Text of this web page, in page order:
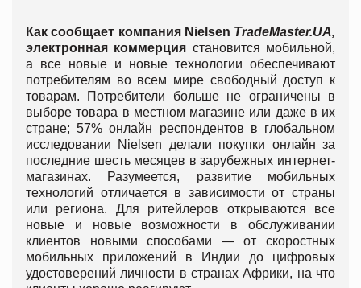
Как сообщает компания Nielsen TradeMaster.UA,
электронная коммерция становится мобильной,
а все новые и новые технологии обеспечивают
потребителям во всем мире свободный доступ к
товарам. Потребители больше не ограничены в
выборе товара в местном магазине или даже в их
стране; 57% онлайн респондентов в глобальном
исследовании Nielsen делали покупки онлайн за
последние шесть месяцев в зарубежных интернет-
магазинах. Разумеется, развитие мобильных
технологий отличается в зависимости от страны
или региона. Для ритейлеров открываются все
новые и новые возможности в обслуживании
клиентов новыми способами — от скоростных
мобильных приложений в Индии до цифровых
удостоверений личности в странах Африки, на что